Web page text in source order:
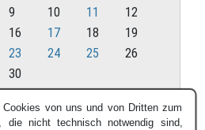
9 10 11
12
16 17 18
19
23 24 25
26
30
von uns und von Dritten zum
die nicht technisch notwendig sind,